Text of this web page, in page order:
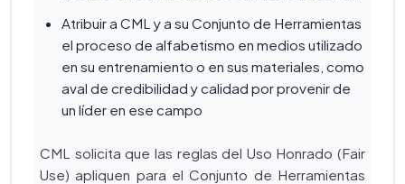
Atribuir a CML y a su Conjunto de Herramientas
el proceso de alfabetismo en medios utilizado
en su entrenamiento o en sus materiales, como
aval de credibilidad y calidad por provenir de
un líder en ese campo
CML solicita que las reglas del Uso Honrado (Fair
Use) apliquen para el Conjunto de Herramientas